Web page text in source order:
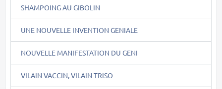
SHAMPOING AU GIBOLIN
UNE NOUVELLE INVENTION GENIALE
NOUVELLE MANIFESTATION DU GENI
VILAIN VACCIN, VILAIN TRISO